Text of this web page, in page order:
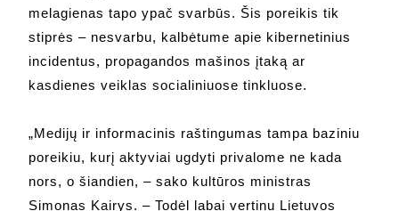
melagienas tapo ypač svarbūs. Šis poreikis tik
stiprės – nesvarbu, kalbėtume apie kibernetinius
incidentus, propagandos mašinos įtaką ar
kasdienes veiklas socialiniuose tinkluose.
„Medijų ir informacinis raštingumas tampa baziniu
poreikiu, kurį aktyviai ugdyti privalome ne kada
nors, o šiandien, – sako kultūros ministras
Simonas Kairys. – Todėl labai vertinu Lietuvos